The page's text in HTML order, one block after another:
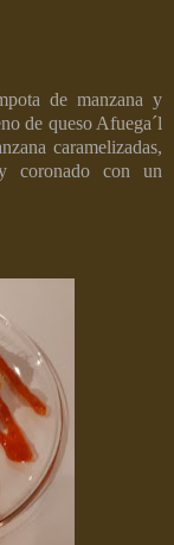
de manzana y
de queso Afuega´l
caramelizadas,
coronado con un